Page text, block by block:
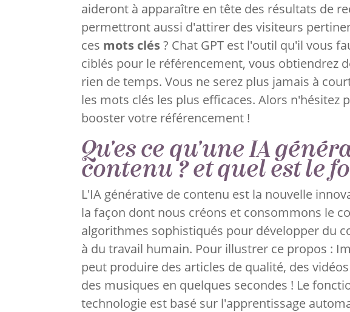
aideront à apparaître en tête des résultats de
permettront aussi d'attirer des visiteurs
ces mots clés? Chat GPT est l'outil qu'il vous
ciblés pour le référencement, vous obtiendrez
rien de temps. Vous ne serez plus jamais à
les mots clés les plus efficaces. Alors n'hésitez
booster votre référencement !
Qu'es ce qu'une IA
contenu ? et quel est le
L'IA générative de contenu est la nouvelle
la façon dont nous créons et consommons le
algorithmes sophistiqués pour développer du
à du travail humain. Pour illustrer ce propos :
peut produire des articles de qualité, des
des musiques en quelques secondes ! Le
technologie est basé sur l'apprentissage